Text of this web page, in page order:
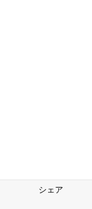
シェア